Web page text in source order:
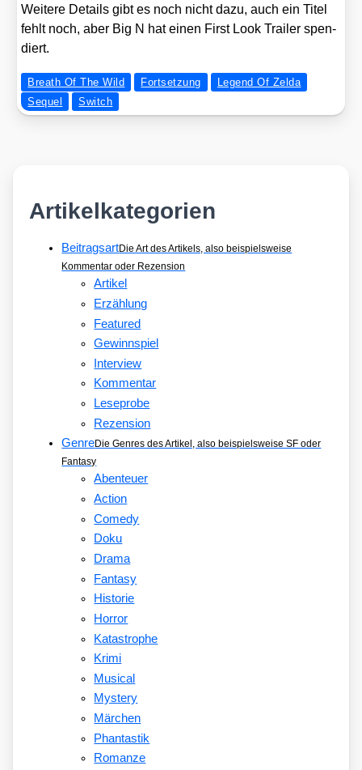
Wei­te­re Details gibt es noch nicht dazu, auch ein Titel
fehlt noch, aber Big N hat einen First Look Trai­ler spen­
diert.
Breath Of The Wild Fortsetzung
Legend Of Zelda
Sequel
Switch
Artikelkategorien
BeitragsartDie Art des Artikels, also beispielsweise
Kommentar oder Rezension
Artikel
Erzählung
Featured
Gewinnspiel
Interview
Kommentar
Leseprobe
Rezension
GenreDie Genres des Artikel, also beispielsweise SF oder
Fantasy
Abenteuer
Action
Comedy
Doku
Drama
Fantasy
Historie
Horror
Katastrophe
Krimi
Musical
Mystery
Märchen
Phantastik
Romanze